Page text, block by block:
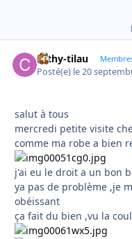
cathy-tilau
Posté(e) le 20
salut à tous
mercredi petite visite
comme ma robe a bien
j'ai eu le droit a un bon
ya pas de problème ,je
obéissant
ça fait du bien ,vu la